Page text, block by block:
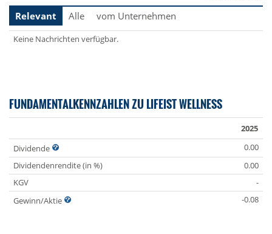
Relevant
Alle vom Unternehmen
Keine Nachrichten verfügbar.
FUNDAMENTALKENNZAHLEN ZU LIFEIST WELLNESS
2025
Dividende
0.00
Dividendenrendite (in %)
0.00
KGV
-
Gewinn/Aktie
-0.08